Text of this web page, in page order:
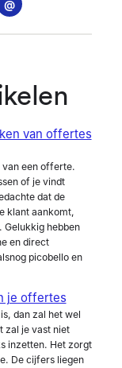
@
van offertes
van een offerte.
of je vindt
dat de
klant aankomt,
Gelukkig hebben
en direct
picobello en
je offertes
dan zal het wel
zal je vast niet
inzetten. Het zorgt
De cijfers liegen